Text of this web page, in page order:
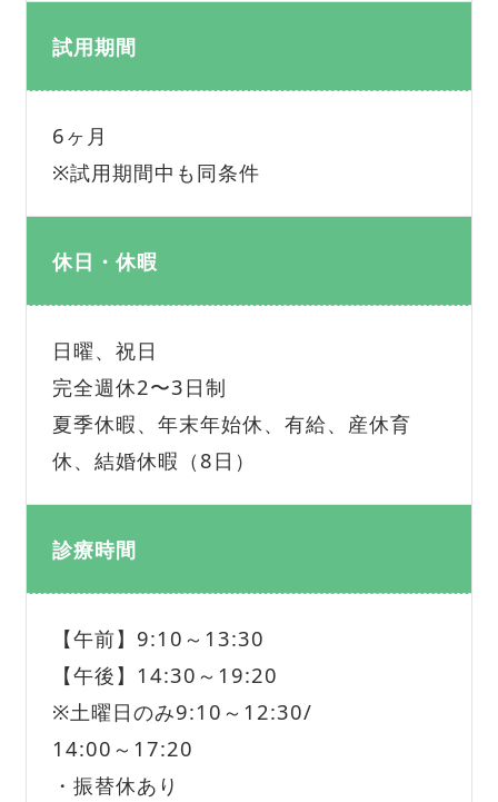
試用期間
6ヶ月
※試用期間中も同条件
休日・休暇
日曜、祝日
完全週休2〜3日制
夏季休暇、年末年始休、有給、産休育
休、結婚休暇（8日）
診療時間
【午前】9:10～13:30
【午後】14:30～19:20
※土曜日のみ9:10～12:30/
14:00～17:20
・振替休あり